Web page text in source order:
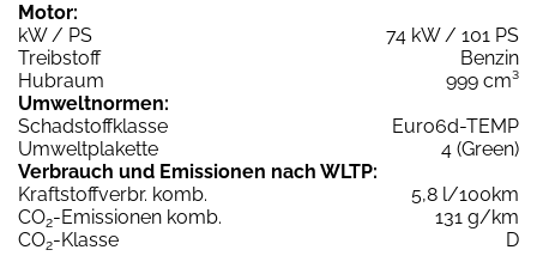
Motor:
kW / PS
74 kW / 101 PS
Treibstoff
Benzin
Hubraum
999 cm³
Umweltnormen:
Schadstoffklasse
Euro6d-TEMP
Umweltplakette
4 (Green)
Verbrauch und Emissionen nach WLTP:
Kraftstoffverbr. komb.
5,8 l/100km
CO2-Emissionen komb.
131 g/km
CO2-Klasse
D